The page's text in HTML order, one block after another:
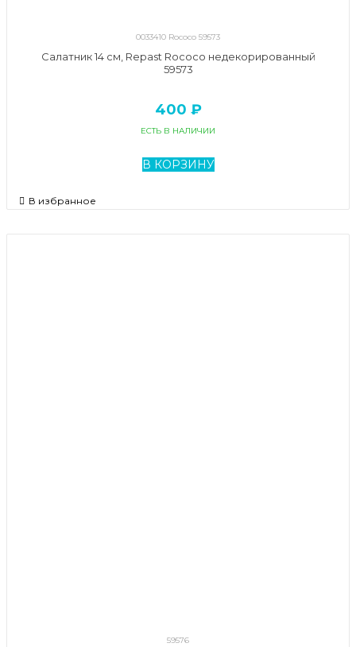
0033410 Rococo 59573
Салатник 14 см, Repast Rococo недекорированный
59573
400 ₽
ЕСТЬ В НАЛИЧИИ
В КОРЗИНУ
В избранное
59576